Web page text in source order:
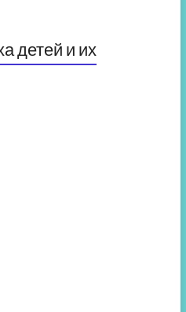
детей и их